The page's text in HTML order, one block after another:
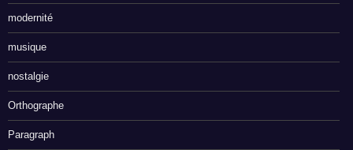
modernité
musique
nostalgie
Orthographe
Paragraph